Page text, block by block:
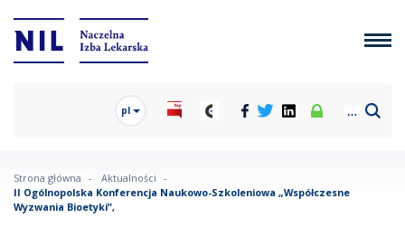
pl
Strona główna
Aktualności
II Ogólnopolska Konferencja Naukowo-Szkoleniowa „Współczesne
Wyzwania Bioetyki”,